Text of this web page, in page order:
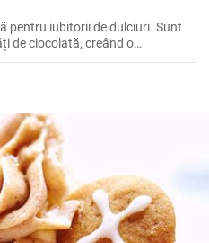
pentru iubitorii de dulciuri. Sunt
de ciocolată, creând o